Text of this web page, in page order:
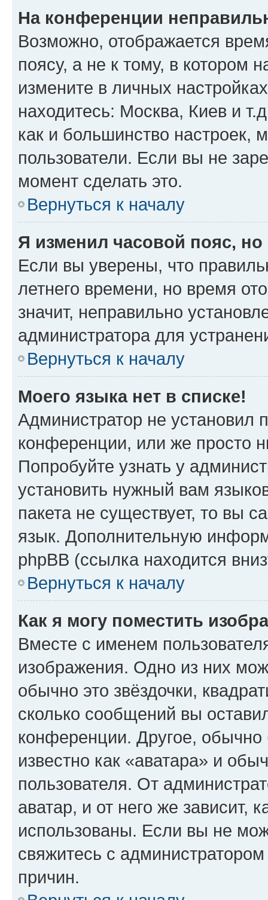
На конференции
Возможно, отображается
поясу, а не к тому, в котором
измените в личных
находитесь: Москва, Киев и
как и большинство настроек,
пользователи. Если вы не
момент сделать это.
Вернуться к началу
Я изменил часовой пояс,
Если вы уверены, что
летнего времени, но время
значит, неправильно
администратора для
Вернуться к началу
Моего языка нет в списке!
Администратор не установил
конференции, или же просто
Попробуйте узнать у
установить нужный вам
пакета не существует, то вы
язык. Дополнительную
phpBB (ссылка находится
Вернуться к началу
Как я могу поместить
Вместе с именем
изображения. Одно из них
обычно это звёздочки,
сколько сообщений вы
конференции. Другое,
известно как «аватара» и
пользователя. От
аватар, и от него же зависит,
использованы. Если вы не
свяжитесь с
причин.